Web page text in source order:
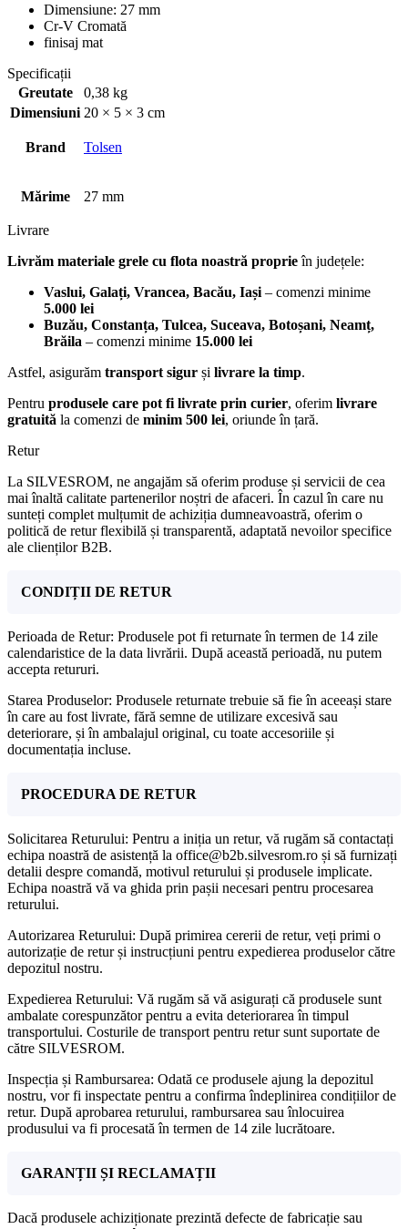
Dimensiune: 27 mm
Cr-V Cromată
finisaj mat
Specificații
Greutate
0,38 kg
Dimensiuni 20 × 5 × 3 cm
Brand Tolsen
Mărime 27 mm
Livrare
Livrăm materiale grele cu flota noastră proprieîn județele:
Vaslui, Galați, Vrancea, Bacău, Iași – comenzi minime
5.000 lei
Buzău, Constanța, Tulcea, Suceava, Botoșani, Neamț,
Brăila – comenzi minime 15.000 lei
Astfel, asigurăm transport sigur și livrare la timp.
Pentru produsele care pot fi livrate prin curier, oferim livrare
gratuită la comenzi de minim 500 lei, oriunde în țară.
Retur
La SILVESROM, ne angajăm să oferim produse și servicii de cea
mai înaltă calitate partenerilor noștri de afaceri. În cazul în care nu
sunteți complet mulțumit de achiziția dumneavoastră, oferim o
politică de retur flexibilă și transparentă, adaptată nevoilor specifice
ale clienților B2B.
CONDIȚII DE RETUR
Perioada de Retur: Produsele pot fi returnate în termen de 14 zile
calendaristice de la data livrării. După această perioadă, nu putem
accepta retururi.
Starea Produselor: Produsele returnate trebuie să fie în aceeași stare
în care au fost livrate, fără semne de utilizare excesivă sau
deteriorare, și în ambalajul original, cu toate accesoriile și
documentația incluse.
PROCEDURA DE RETUR
Solicitarea Returului: Pentru a iniția un retur, vă rugăm să contactați
echipa noastră de asistență la office@b2b.silvesrom.ro și să furnizați
detalii despre comandă, motivul returului și produsele implicate.
Echipa noastră vă va ghida prin pașii necesari pentru procesarea
returului.
Autorizarea Returului: După primirea cererii de retur, veți primi o
autorizație de retur și instrucțiuni pentru expedierea produselor către
depozitul nostru.
Expedierea Returului: Vă rugăm să vă asigurați că produsele sunt
ambalate corespunzător pentru a evita deteriorarea în timpul
transportului. Costurile de transport pentru retur sunt suportate de
către SILVESROM.
Inspecția și Rambursarea: Odată ce produsele ajung la depozitul
nostru, vor fi inspectate pentru a confirma îndeplinirea condițiilor de
retur. După aprobarea returului, rambursarea sau înlocuirea
produsului va fi procesată în termen de 14 zile lucrătoare.
GARANȚII ȘI RECLAMAȚII
Dacă produsele achiziționate prezintă defecte de fabricație sau